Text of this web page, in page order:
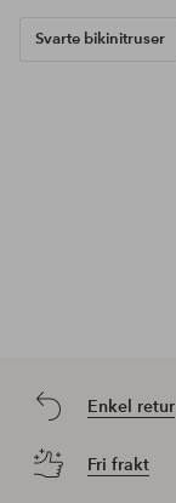
Svarte bikinitruser
Enkel retur
Fri frakt